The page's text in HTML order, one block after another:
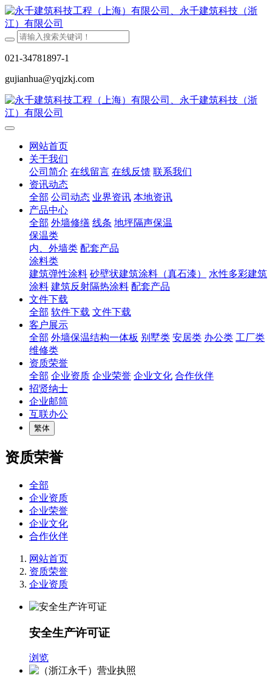
021-34781897-1
gujianhua@yqjzkj.com
网站首页
关于我们
公司简介 在线留言 在线反馈 联系我们
资讯动态
全部 公司动态 业界资讯 本地资讯
产品中心
全部 外墙修缮 线条 地坪隔声保温
保温类
内、外墙类 配套产品
涂料类
建筑弹性涂料 砂壁状建筑涂料（真石漆）
水性多彩建筑
涂料 建筑反射隔热涂料 配套产品
文件下载
全部 软件下载 文件下载
客户展示
全部 外墙保温结构一体板 别墅类 安居类 办公类 工厂类
维修类
资质荣誉
全部 企业资质 企业荣誉 企业文化 合作伙伴
招贤纳士
企业邮筒
互联办公
繁体
资质荣誉
全部
企业资质
企业荣誉
企业文化
合作伙伴
网站首页
资质荣誉
企业资质
安全生产许可证
浏览